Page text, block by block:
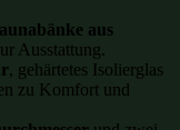
aus
Ausstattung.
, gehärtetes Isolierglas
zu Komfort und